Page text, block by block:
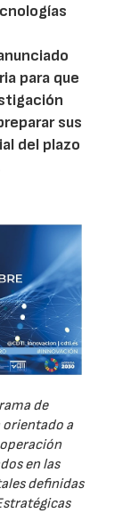
para que
sus
del plazo
de
orientado a
en las
definidas